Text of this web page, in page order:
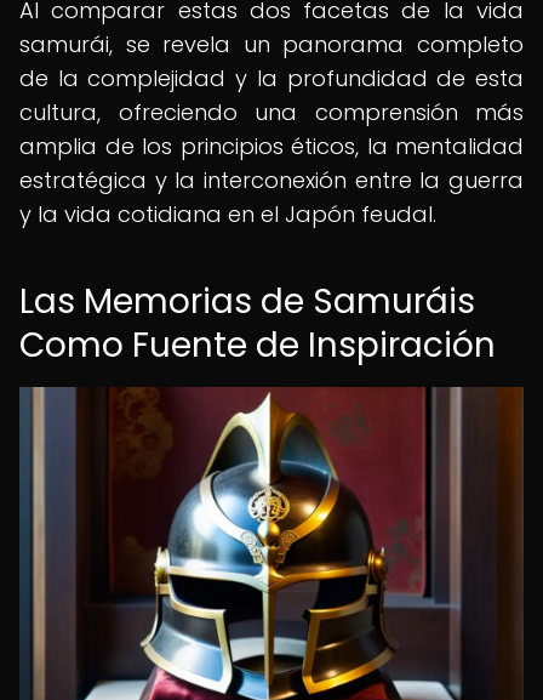
Al comparar estas dos facetas de la vida
samurái, se revela un panorama completo
de la complejidad y la profundidad de esta
cultura, ofreciendo una comprensión más
amplia de los principios éticos, la mentalidad
estratégica y la interconexión entre la guerra
y la vida cotidiana en el Japón feudal.
Las Memorias de Samuráis
Como Fuente de Inspiración